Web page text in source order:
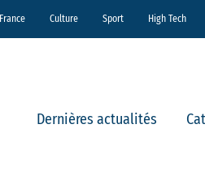
France Culture Sport High Tech
Dernières actualités